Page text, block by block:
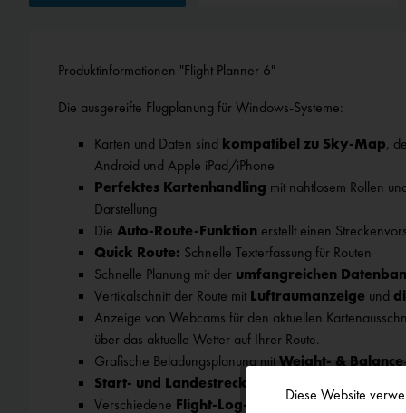
Produktinformationen "Flight Planner 6"
Die ausgereifte Flugplanung für Windows-Systeme:
Karten und Daten sind kompatibel zu Sky-Map,
Android und Apple iPad/iPhone
Perfektes Kartenhandling mit nahtlosem Rollen
Darstellung
Die Auto-Route-Funktion erstellt einen
Quick Route: Schnelle Texterfassung für Routen
Schnelle Planung mit der umfangreichen
Vertikalschnitt der Route mit Luftraumanzeige und
Anzeige von Webcams für den aktuellen
über das aktuelle Wetter auf Ihrer Route.
Grafische Beladungsplanung mitWeight- & Balance
Start- und Landestreckenberechnung
Verschiedene Flight-Log-Formulare mitPrint
Diese Website